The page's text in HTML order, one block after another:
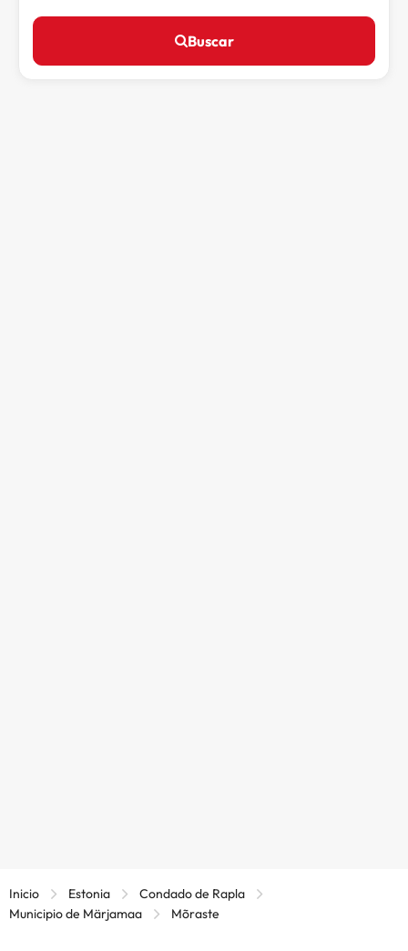
Buscar
Inicio Estonia
Condado de Rapla
Municipio de Märjamaa
Mõraste